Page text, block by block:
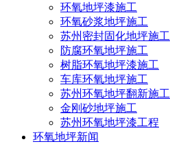
环氧地坪漆施工
环氧砂浆地坪施工
苏州密封固化地坪施工
防腐环氧地坪施工
树脂环氧地坪漆施工
车库环氧地坪施工
苏州环氧地坪翻新施工
金刚砂地坪施工
苏州环氧地坪漆工程
环氧地坪新闻